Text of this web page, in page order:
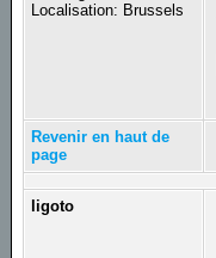
Localisation: Brussels
Revenir en haut de
page
ligoto